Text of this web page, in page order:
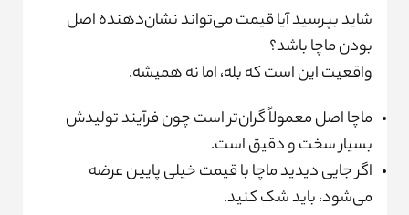
شاید بپرسید آیا قیمت می‌تواند نشان‌دهنده اصل
بودن ماچا باشد؟
واقعیت این است که بله، اما نه همیشه.
ماچا اصل معمولاً گران‌تر است چون فرآیند تولیدش
بسیار سخت و دقیق است.
اگر جایی دیدید ماچا با قیمت خیلی پایین عرضه
می‌شود، باید شک کنید.